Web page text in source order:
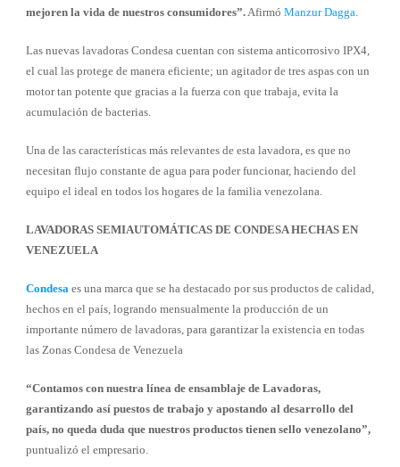
mejoren la vida de nuestros consumidores”.Afirmó Manzur Dagga.
Las nuevas lavadoras Condesa cuentan con sistema anticorrosivo IPX4,
el cual las protege de manera eficiente; un agitador de tres aspas con un
motor tan potente que gracias a la fuerza con que trabaja, evita la
acumulación de bacterias.
Una de las características más relevantes de esta lavadora, es que no
necesitan flujo constante de agua para poder funcionar, haciendo del
equipo el ideal en todos los hogares de la familia venezolana.
LAVADORAS SEMIAUTOMÁTICAS DE CONDESA HECHAS EN
VENEZUELA
Condesa es una marca que se ha destacado por sus productos de calidad,
hechos en el país, logrando mensualmente la producción de un
importante número de lavadoras, para garantizar la existencia en todas
las Zonas Condesa de Venezuela
“Contamos con nuestra línea de ensamblaje de Lavadoras,
garantizando así puestos de trabajo y apostando al desarrollo del
país, no queda duda que nuestros productos tienen sello venezolano”,
puntualizó el empresario.